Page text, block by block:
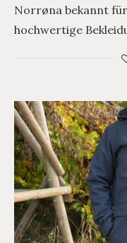
Norrøna bekannt
hochwertige